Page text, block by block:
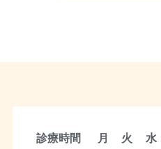
診療時間 月 火 水